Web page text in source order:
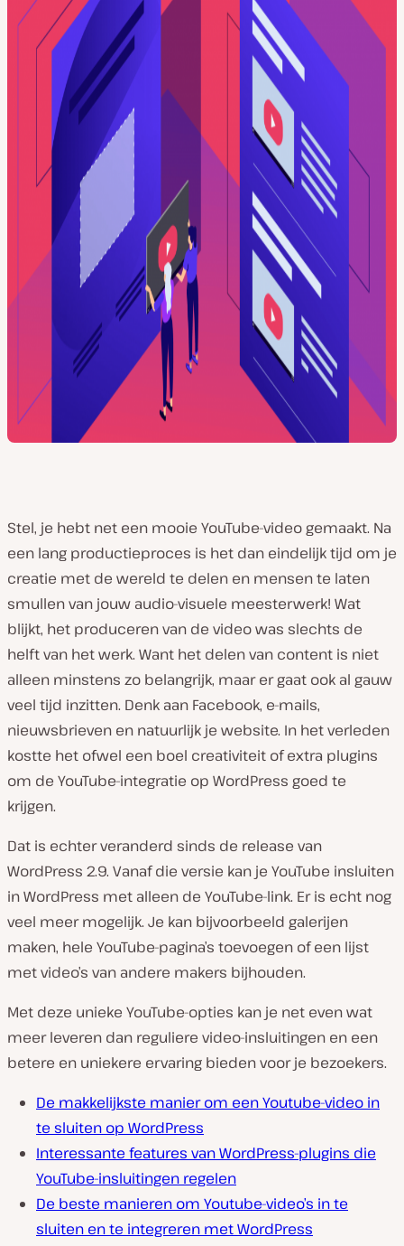
Stel, je hebt net een mooie YouTube-video gemaakt. Na
een lang productieproces is het dan eindelijk tijd om je
creatie met de wereld te delen en mensen te laten
smullen van jouw audio-visuele meesterwerk! Wat
blijkt, het produceren van de video was slechts de
helft van het werk. Want het delen van content is niet
alleen minstens zo belangrijk, maar er gaat ook al gauw
veel tijd inzitten. Denk aan Facebook, e-mails,
nieuwsbrieven en natuurlijk je website. In het verleden
kostte het ofwel een boel creativiteit of extra plugins
om de YouTube-integratie op WordPress goed te
krijgen.
Dat is echter veranderd sinds de release van
WordPress 2.9. Vanaf die versie kan je YouTube insluiten
in WordPress met alleen de YouTube-link. Er is echt nog
veel meer mogelijk. Je kan bijvoorbeeld galerijen
maken, hele YouTube-pagina’s toevoegen of een lijst
met video’s van andere makers bijhouden.
Met deze unieke YouTube-opties kan je net even wat
meer leveren dan reguliere video-insluitingen en een
betere en uniekere ervaring bieden voor je bezoekers.
De makkelijkste manier om een Youtube-video in
te sluiten op WordPress
Interessante features van WordPress-plugins die
YouTube-insluitingen regelen
De beste manieren om Youtube-video’s in te
sluiten en te integreren met WordPress